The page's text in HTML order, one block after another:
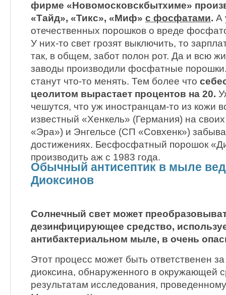
фирме «Новомосковскбытхиме»
«Тайд», «Тикс», «Миф» с фосфатами. А
отечественных порошков о вреде
У них-то свет грозят выключить, то
так, в общем, забот полон рот. Да и всю
заводы производили фосфатные
станут что-то менять. Тем более что
цеолитом вырастает процентов на 20.
чешутся, что уж иностранцам-то из кожи
известный «Хенкель» (Германия) на
«Эра») и Энгельсе (СП «Совхенк»)
достижениях. Бесфосфатный порошок
производить аж с 1983 года.
Обычный антисептик в мыле
Диоксинов
Солнечный свет может
дезинфицирующее средство,
антибактериальном мыле, в очень
Этот процесс может быть ответственен
диоксина, обнаруженного в окружающей
результатам исследования,